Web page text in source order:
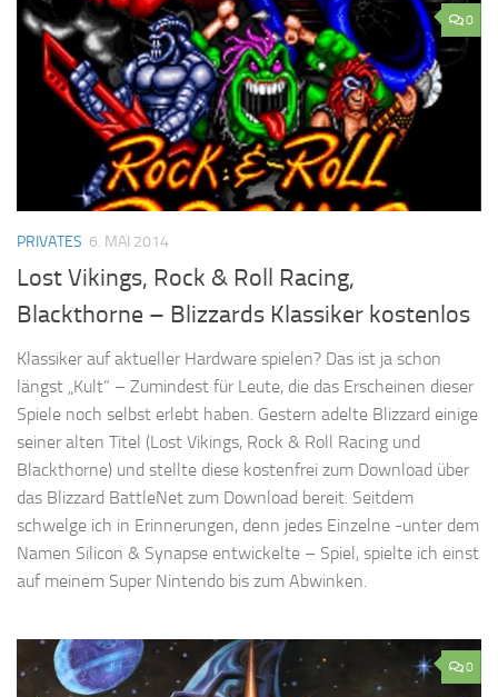
0
PRIVATES 6. MAI 2014
Lost Vikings, Rock & Roll Racing,
Blackthorne – Blizzards Klassiker kostenlos
Klassiker auf aktueller Hardware spielen? Das ist ja schon
längst „Kult“ – Zumindest für Leute, die das Erscheinen dieser
Spiele noch selbst erlebt haben. Gestern adelte Blizzard einige
seiner alten Titel (Lost Vikings, Rock & Roll Racing und
Blackthorne) und stellte diese kostenfrei zum Download über
das Blizzard BattleNet zum Download bereit. Seitdem
schwelge ich in Erinnerungen, denn jedes Einzelne -unter dem
Namen Silicon & Synapse entwickelte – Spiel, spielte ich einst
auf meinem Super Nintendo bis zum Abwinken.
0